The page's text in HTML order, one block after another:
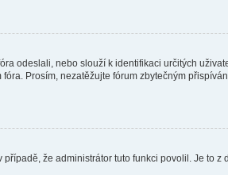
odeslali, nebo slouží k identifikaci určitých
Prosím, nezatěžujte fórum zbytečným
že administrátor tuto funkci povolil. Je to